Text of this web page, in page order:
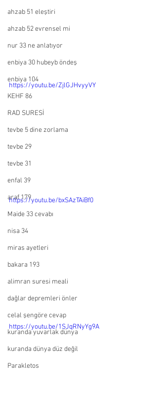
ahzab 51 eleştiri
ahzab 52 evrensel mi
nur 33 ne anlatıyor
enbiya 30 hubeyb öndeş
enbiya 104
KEHF 86
RAD SURESİ
tevbe 5 dine zorlama
tevbe 29
tevbe 31
enfal 39
araf 179
Maide 33 cevabı
nisa 34
miras ayetleri
bakara 193
alimran suresi meali
dağlar depremleri önler
celal şengöre cevap
kuranda yuvarlak dünya
kuranda dünya düz değil
Parakletos
https://youtu.be/ZjlGJHvyyVY
https://youtu.be/bxSAzTAiBf0
https://youtu.be/1SJqRNyYg9A